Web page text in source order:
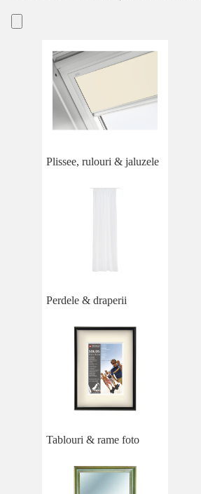
Plissee, rulouri & jaluzele
Perdele & draperii
Tablouri & rame foto